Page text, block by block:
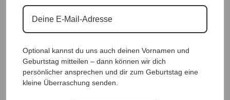
Material: ✨
100% Viskose
Optional kannst du uns auch deinen Vornamen und
Geburtstag mitteilen – dann können wir dich
persönlicher ansprechen und dir zum Geburtstag eine
kleine Überraschung senden.